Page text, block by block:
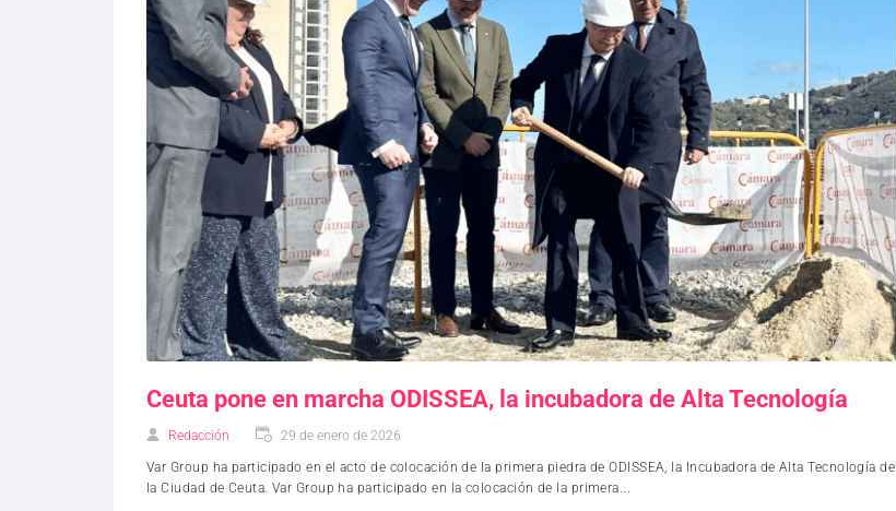
Ceuta pone en marcha ODISSEA, la incubadora de Alta Tecnología
Redacción 29 de enero de 2026
Var Group ha participado en el acto de colocación de la primera piedra de ODISSEA, la Incubadora de Alta Tecnología de
la Ciudad de Ceuta. Var Group ha participado en la colocación de la primera...